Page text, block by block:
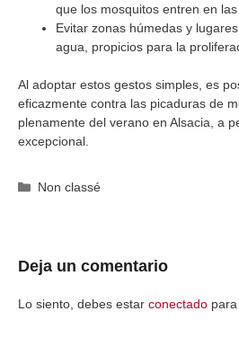
que los mosquitos entren en
Evitar zonas húmedas y
agua, propicios para la
Al adoptar estos gestos simples, es
eficazmente contra las picaduras de
plenamente del verano en Alsacia, a
excepcional.
Categorías
Non classé
Deja un comentario
Lo siento, debes estar conectado